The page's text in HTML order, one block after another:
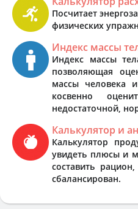
Посчитает
физических
Индекс массы
Индекс массы
позволяющая
массы человека
косвенно
недостаточной,
Калькулятор и
Калькулятор
увидеть плюсы и
составить
сбалансирован.